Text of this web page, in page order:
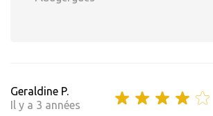
Geraldine P.
Il y a 3 années